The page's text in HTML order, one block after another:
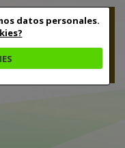
datos personales.